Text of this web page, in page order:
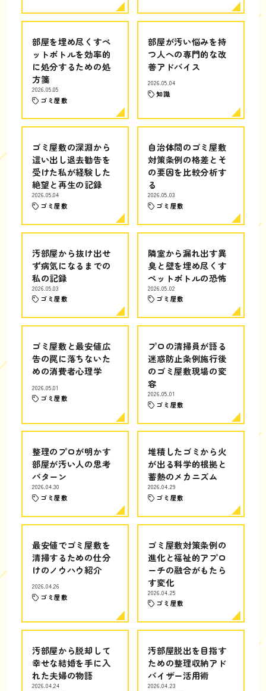
部屋を埋め尽くすペ
ットボトルを効率的
に処分するための処
方箋
2026.05.05
ゴミ屋敷
部屋が汚い悩みを持
つ人への専門的な改
善アドバイス
2026.05.04
知識
ゴミ屋敷の深淵から
這い出し退去勧告を
受けた私が経験した
絶望と再生の記録
2026.05.04
ゴミ屋敷
自治体間のゴミ屋敷
対策条例の格差とそ
の要因を比較分析す
る
2026.05.03
ゴミ屋敷
汚部屋から抜け出せ
ず病気になるまでの
私の記録
2026.05.03
ゴミ屋敷
隣室から漏れ出す異
臭と壁を埋め尽くす
ペットボトルの恐怖
2026.05.02
ゴミ屋敷
ゴミ屋敷と最安値広
告の罠に落ちないた
めの消費者心理学
2026.05.01
ゴミ屋敷
プロの清掃員が語る
迷惑防止条例施行後
のゴミ屋敷現場の変
容
2026.05.01
ゴミ屋敷
整理のプロが明かす
部屋が汚い人の思考
パターン
2026.04.30
ゴミ屋敷
堆積したゴミから火
が出る科学的根拠と
蓄熱のメカニズム
2026.04.29
ゴミ屋敷
最安値でゴミ屋敷を
清掃するための仕分
けのノウハウ紹介
2026.04.26
ゴミ屋敷
ゴミ屋敷対策条例の
進化と福祉的アプロ
ーチの融合がもたら
す変化
2026.04.25
ゴミ屋敷
汚部屋から脱却して
幸せな結婚を手に入
れた夫婦の物語
2026.04.24
汚部屋脱出を目指す
ための整理収納アド
バイザー活用術
2026.04.23